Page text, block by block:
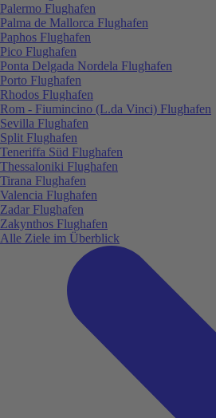
Palermo Flughafen
Palma de Mallorca Flughafen
Paphos Flughafen
Pico Flughafen
Ponta Delgada Nordela Flughafen
Porto Flughafen
Rhodos Flughafen
Rom - Fiumincino (L.da Vinci) Flughafen
Sevilla Flughafen
Split Flughafen
Teneriffa Süd Flughafen
Thessaloniki Flughafen
Tirana Flughafen
Valencia Flughafen
Zadar Flughafen
Zakynthos Flughafen
Alle Ziele im Überblick